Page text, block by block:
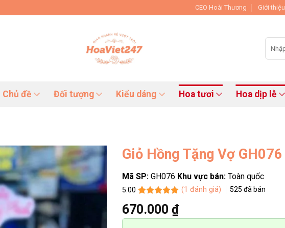
CEO Hoài Thương Giới thiệu
Tìm
kiếm:
Chủ đề Đối tượng Kiểu dáng Hoa tươi Hoa dịp lễ
Giỏ Hồng Tặng Vợ GH076
Mã SP: GH076 Khu vực bán: Toàn quốc
5.00
dựa trên
đánh giá
(1 đánh giá) 525 đã bán
670.000 ₫